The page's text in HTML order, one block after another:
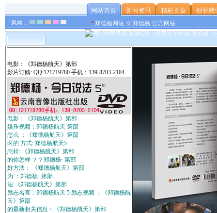
风格：
网站首页 新闻资讯 精彩文章 创业就
郑德杨网站 ☆ 郑德杨·官方网站
电影：《郑德杨航天》第部
影片订购: QQ:121719780 手机：139-8703-2104
电影：《郑德杨航天》第部
娱乐视频：郑德杨航天 第部
怎么 ：《郑德杨航天》第部
时的 方式: 郑德杨航天5
怎样: 《郑德杨航天》第部
的你怎样 ？？郑德杨· 第部
好方法： 《郑德杨航天》第部
为 ：郑德杨· 第部
法:《郑德杨航天》第部
励志名言：郑德杨航天 5 励志视频 ：《郑德杨航
天》第部
的最新相关信息：《郑德杨航天》第部